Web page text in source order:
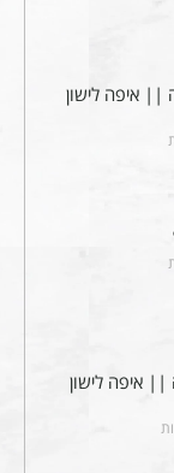
|| איפה לישון
|| איפה לישון